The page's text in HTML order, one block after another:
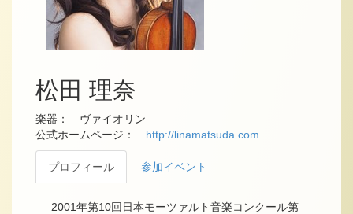
松田 理奈
楽器： ヴァイオリン
公式ホームページ： http://linamatsuda.com
プロフィール 参加イベント
2001年第10回日本モーツァルト音楽コンクール第